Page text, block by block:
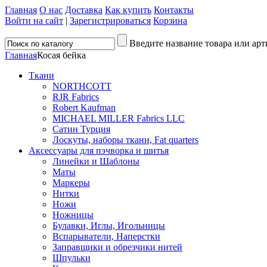
Главная О нас Доставка Как купить Контакты
Войти на сайт | Зарегистрироваться Корзина
Введите название товара или
ГлавнаяКосая бейка
Ткани
NORTHCOTT
RJR Fabrics
Robert Kaufman
MICHAEL MILLER Fabrics LLC
Сатин Турция
Лоскуты, наборы ткани, Fat quarters
Аксессуары для пэчворка и шитья
Линейки и Шаблоны
Маты
Маркеры
Нитки
Ножи
Ножницы
Булавки, Иглы, Игольницы
Вспарыватели, Наперстки
Заправщики и обрезчики нитей
Шпульки